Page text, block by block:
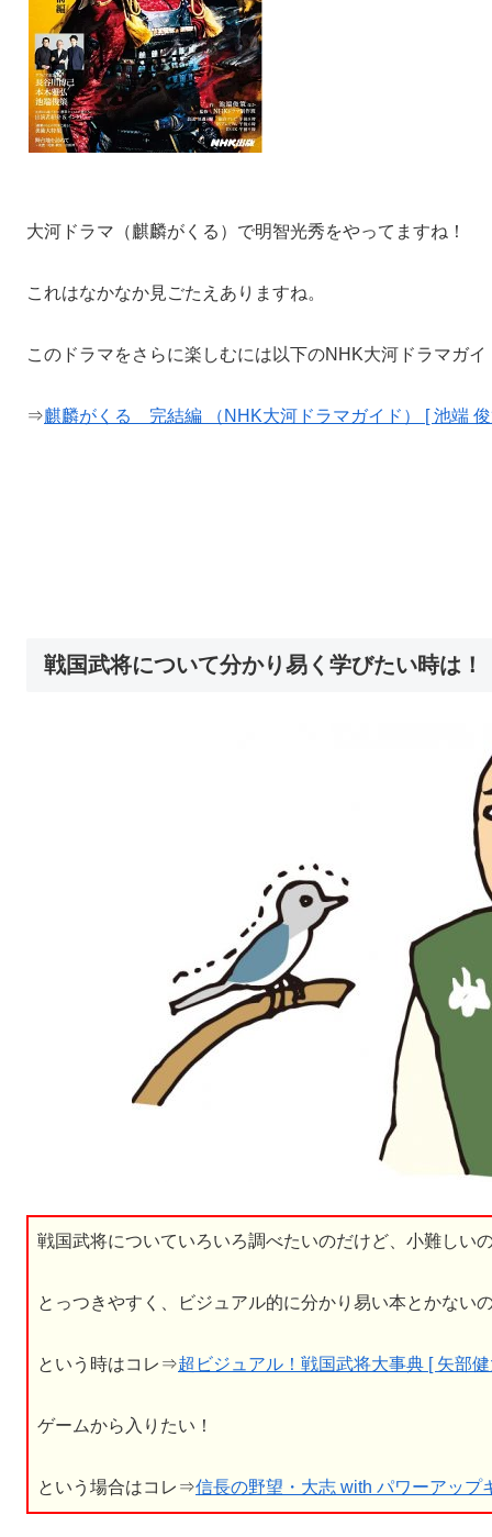
大河ドラマ（麒麟がくる）で明智光秀をやってますね！
これはなかなか見ごたえありますね。
このドラマをさらに楽しむには以下のNHK大河ドラマガ
⇒麒麟がくる 完結編 （NHK大河ドラマガイド） [ 池端
戦国武将について分かり易く学びたい時は！
戦国武将についていろいろ調べたいのだけど、小難しい
とっつきやすく、ビジュアル的に分かり易い本とかない
という時はコレ⇒超ビジュアル！戦国武将大事典 [ 矢部
ゲームから入りたい！
という場合はコレ⇒信長の野望・大志 with パワーアップ